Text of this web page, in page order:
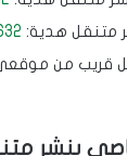
متنقل هدية:
قريب من
بنشر